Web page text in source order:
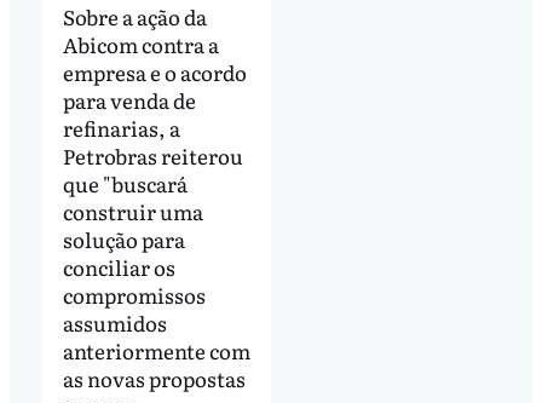
Sobre a ação da
Abicom contra a
empresa e o acordo
para venda de
refinarias, a
Petrobras reiterou
que "buscará
construir uma
solução para
conciliar os
compromissos
assumidos
anteriormente com
as novas propostas